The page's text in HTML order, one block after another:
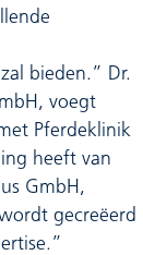
bieden.” Dr.
voegt
Pferdeklinik
heeft van
GmbH,
gecreëerd